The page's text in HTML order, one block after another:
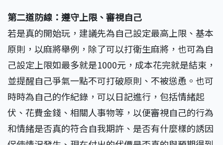
第二道防線：遵守上限、審視自己
若是真的開始玩，建議先為自己設定最高上限、基本
原則，以麻將舉例，除了可以打衛生麻將，也可為自
己設定上限如最多就是1000元，成本花完就是結束，
並提醒自己爭氣一點不可打破原則、不被慫恿。也可
時時為自己的作紀錄，可以日記進行，包括情緒起
伏、花費金錢、相關人事物等，以便審視自己的行為
和情緒是否真的符合自我期許、是否有什麼樣的誘因